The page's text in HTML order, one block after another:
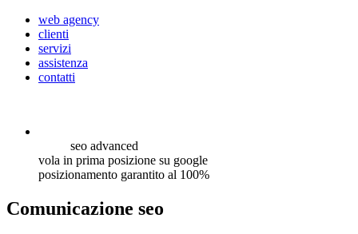
web agency
clienti
servizi
assistenza
contatti
seo advanced
vola in prima posizione su google
posizionamento garantito al 100%
Comunicazione seo